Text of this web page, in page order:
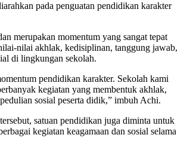
pada penguatan pendidikan karakter
merupakan momentum yang sangat tepat
nilai akhlak, kedisiplinan, tanggung jawab,
di lingkungan sekolah.
pendidikan karakter. Sekolah kami
kegiatan yang membentuk akhlak,
sosial peserta didik,” imbuh Achi.
satuan pendidikan juga diminta untuk
kegiatan keagamaan dan sosial selama